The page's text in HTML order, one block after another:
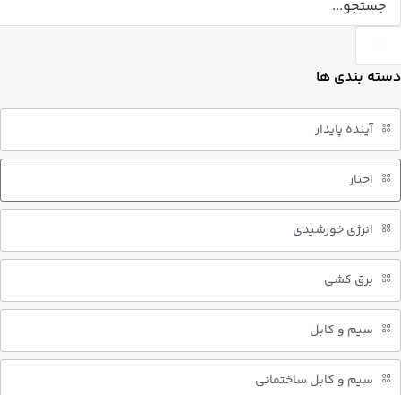
دسته بندی ها
آینده پایدار
اخبار
انرژی خورشیدی
برق کشی
سیم و کابل
سیم و کابل ساختمانی